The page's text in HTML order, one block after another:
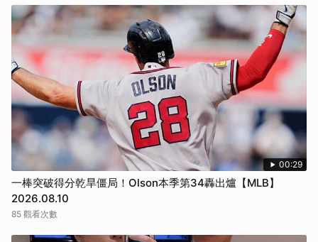
00:29
一棒突破得分乾旱僵局！Olson本季第34轟出爐【MLB】
2026.08.10
85 觀看次數